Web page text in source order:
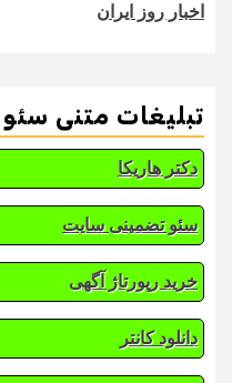
اخبار روز ایران
تبلیغات متنی
دکتر هاریکا
سئو تضمینی سایت
خرید رپورتاژ آگهی
دانلود کانتر